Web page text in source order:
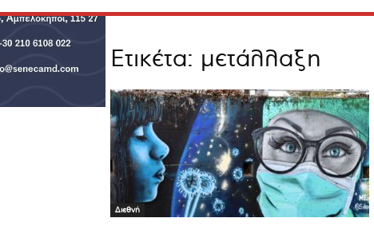
Ετικέτα: μετάλλαξη
Διεθνή